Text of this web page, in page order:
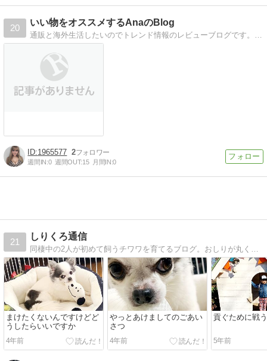
20
いい物をオススメするAnaのBlog
通販と海外生活したいのでトレンド情報のレビューブログです。話題の商品を中心に欲しい＆買った商品､日々の生活を中心に活動しています
1965577 2
週間IN:0 週間OUT:15 月間IN:0
21
しりくろ通信
同棲中の2人が初めて飼うチワワを育てるブログ。おしりが丸く黒いからしりくろまるってなまえにしたよ！可愛くていいこだから、成長の思い出をブログにするよ！
まけたくないんですけどど
うしたらいいですか
4年前
やっとあけましてのごあい
さつ
4年前
貢ぐために戦
5年前